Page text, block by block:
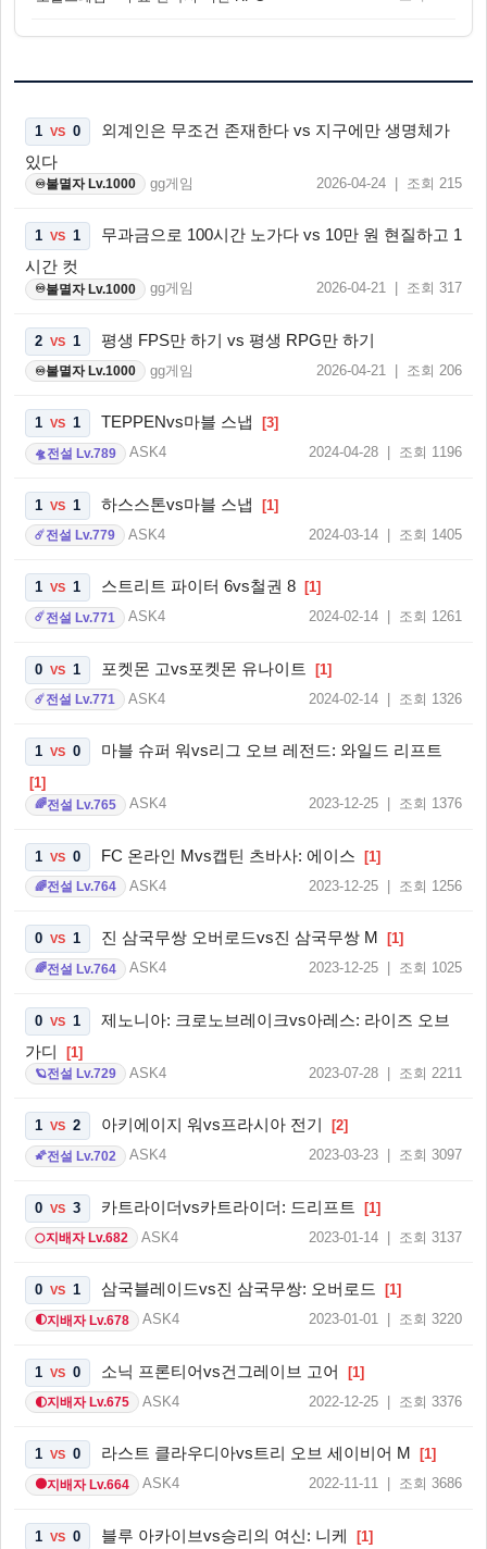
1 VS 0
외계인은 무조건 존재한다 vs 지구에만 생명체가
있다
♾️불멸자 Lv.1000 gg게임 2026-04-24 | 조회 215
1 VS 1
무과금으로 100시간 노가다 vs 10만 원 현질하고 1
시간 컷
♾️불멸자 Lv.1000 gg게임 2026-04-21 | 조회 317
2 VS 1 평생 FPS만 하기 vs 평생 RPG만 하기
♾️불멸자 Lv.1000 gg게임 2026-04-21 | 조회 206
1 VS 1 TEPPENvs마블 스냅 [3]
🛸전설 Lv.789 ASK4 2024-04-28 | 조회 1196
1 VS 1 하스스톤vs마블 스냅 [1]
☄️전설 Lv.779 ASK4 2024-03-14 | 조회 1405
1 VS 1 스트리트 파이터 6vs철권 8 [1]
☄️전설 Lv.771 ASK4 2024-02-14 | 조회 1261
0 VS 1 포켓몬 고vs포켓몬 유나이트 [1]
☄️전설 Lv.771 ASK4 2024-02-14 | 조회 1326
1 VS 0 마블 슈퍼 워vs리그 오브 레전드: 와일드 리프트
[1]
🌈전설 Lv.765 ASK4 2023-12-25 | 조회 1376
1 VS 0 FC 온라인 Mvs캡틴 츠바사: 에이스 [1]
🌈전설 Lv.764 ASK4 2023-12-25 | 조회 1256
0 VS 1 진 삼국무쌍 오버로드vs진 삼국무쌍 M [1]
🌈전설 Lv.764 ASK4 2023-12-25 | 조회 1025
0 VS 1
제노니아: 크로노브레이크vs아레스: 라이즈 오브
가디
[1]
🪐전설 Lv.729 ASK4 2023-07-28 | 조회 2211
1 VS 2 아키에이지 워vs프라시아 전기 [2]
🌠전설 Lv.702 ASK4 2023-03-23 | 조회 3097
0 VS 3 카트라이더vs카트라이더: 드리프트 [1]
🌕지배자 Lv.682 ASK4 2023-01-14 | 조회 3137
0 VS 1 삼국블레이드vs진 삼국무쌍: 오버로드 [1]
🌓지배자 Lv.678 ASK4 2023-01-01 | 조회 3220
1 VS 0 소닉 프론티어vs건그레이브 고어 [1]
🌓지배자 Lv.675 ASK4 2022-12-25 | 조회 3376
1 VS 0 라스트 클라우디아vs트리 오브 세이비어 M [1]
🌑지배자 Lv.664 ASK4 2022-11-11 | 조회 3686
1 VS 0 블루 아카이브vs승리의 여신: 니케 [1]